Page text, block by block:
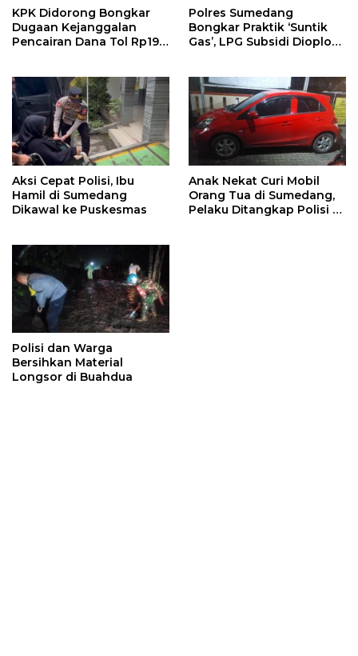
KPK Didorong Bongkar
Dugaan Kejanggalan
Pencairan Dana Tol Rp190
Polres Sumedang
Bongkar Praktik ‘Suntik
Gas’, LPG Subsidi Dioplos
Aksi Cepat Polisi, Ibu
Hamil di Sumedang
Dikawal ke Puskesmas
Anak Nekat Curi Mobil
Orang Tua di Sumedang,
Pelaku Ditangkap Polisi di
Polisi dan Warga
Bersihkan Material
Longsor di Buahdua